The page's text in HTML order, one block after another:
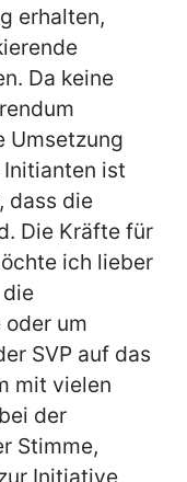
erhalten,
Da keine
Umsetzung
ist
dass die
Die Kräfte für
ich lieber
um
SVP auf das
mit vielen
der
Stimme,
Initiative